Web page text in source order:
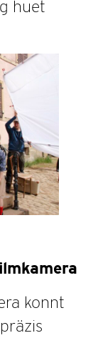
huet
konnt